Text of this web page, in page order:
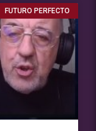
FUTURO PERFECTO